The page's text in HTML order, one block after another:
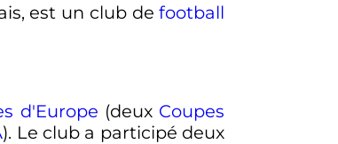
est un club defootball
d'Europe (deux Coupes
). Le club a participé deux